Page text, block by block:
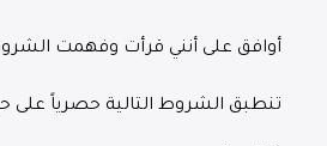
أوافق على أنني قرأت وفهمت
تنطبق الشروط التالية حصرياً على